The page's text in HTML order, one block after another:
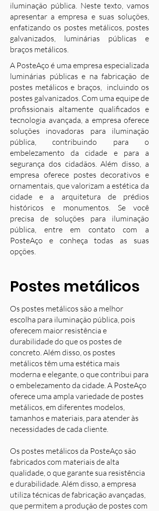
iluminação pública. Neste texto, vamos
apresentar a empresa e suas soluções,
enfatizando os postes metálicos, postes
galvanizados, luminárias públicas e
braços metálicos.
A PosteAço é uma empresa especializada
luminárias públicas e na fabricação de
postes metálicos e braços, incluindo os
postes galvanizados. Com uma equipe de
profissionais altamente qualificados e
tecnologia avançada, a empresa oferece
soluções inovadoras para iluminação
pública, contribuindo para o
embelezamento da cidade e para a
segurança dos cidadãos. Além disso, a
empresa oferece postes decorativos e
ornamentais, que valorizam a estética da
cidade e a arquitetura de prédios
históricos e monumentos. Se você
precisa de soluções para iluminação
pública, entre em contato com a
PosteAço e conheça todas as suas
opções.
Postes metálicos
Os postes metálicos são a melhor
escolha para iluminação pública, pois
oferecem maior resistência e
durabilidade do que os postes de
concreto. Além disso, os postes
metálicos têm uma estética mais
moderna e elegante, o que contribui para
o embelezamento da cidade. A PosteAço
oferece uma ampla variedade de postes
metálicos, em diferentes modelos,
tamanhos e materiais, para atender às
necessidades de cada cliente.
Os postes metálicos da PosteAço são
fabricados com materiais de alta
qualidade, o que garante sua resistência
e durabilidade. Além disso, a empresa
utiliza técnicas de fabricação avançadas,
que permitem a produção de postes com